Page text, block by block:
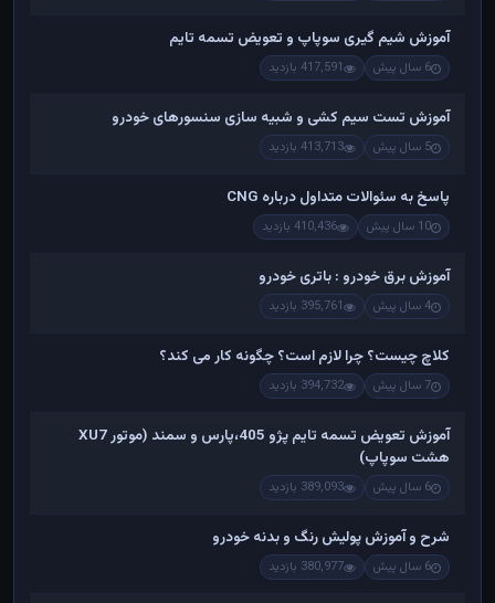
آموزش شیم گیری سوپاپ و تعویض تسمه تایم
6 سال پیش 417,591 بازدید
آموزش تست سیم کشی و شبیه سازی سنسورهای خودرو
5 سال پیش 413,713 بازدید
پاسخ به سئوالات متداول درباره CNG
10 سال پیش 410,436 بازدید
آموزش برق خودرو : باتری خودرو
4 سال پیش 395,761 بازدید
کلاچ چیست؟ چرا لازم است؟ چگونه کار می کند؟
7 سال پیش 394,732 بازدید
آموزش تعویض تسمه تایم پژو 405،پارس و سمند (موتور XU7
هشت سوپاپ)
6 سال پیش 389,093 بازدید
شرح و آموزش پولیش رنگ و بدنه خودرو
6 سال پیش 380,977 بازدید